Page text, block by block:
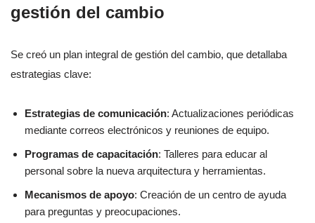
gestión del cambio
Se creó un plan integral de gestión del cambio, que detallaba
estrategias clave:
Estrategias de comunicación: Actualizaciones periódicas
mediante correos electrónicos y reuniones de equipo.
Programas de capacitación: Talleres para educar al
personal sobre la nueva arquitectura y herramientas.
Mecanismos de apoyo: Creación de un centro de ayuda
para preguntas y preocupaciones.